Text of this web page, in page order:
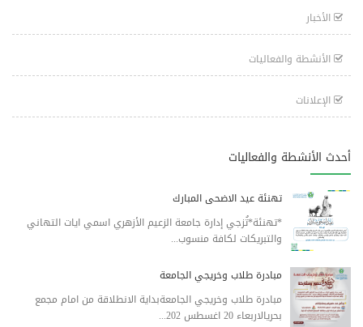
الأخبار
الأنشطة والفعاليات
الإعلانات
أحدث الأنشطة والفعاليات
تهنئة عيد الاضحى المبارك
*تهنئة*تُزجي إدارة جامعة الزعيم الأزهري اسمي ايات التهاني
والتبريكات لكافة منسوب...
مبادرة طلاب وخريجي الجامعة
مبادرة طلاب وخريجي الجامعةبداية الانطلاقة من امام مجمع
بحريالاربعاء 20 اغسطس 202...